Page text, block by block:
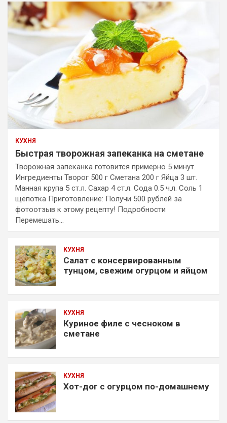
КУХНЯ
Быстрая творожная запеканка на сметане
Творожная запеканка готовится примерно 5 минут.
Ингредиенты Творог 500 г Сметана 200 г Яйца 3 шт.
Манная крупа 5 ст.л. Сахар 4 ст.л. Сода 0.5 ч.л. Соль 1
щепотка Приготовление: Получи 500 рублей за
фотоотзыв к этому рецепту! Подробности
Перемешать…
КУХНЯ
Салат с консервированным
тунцом, свежим огурцом и яйцом
КУХНЯ
Куриное филе с чесноком в
сметане
КУХНЯ
Хот-дог с огурцом по-домашнему